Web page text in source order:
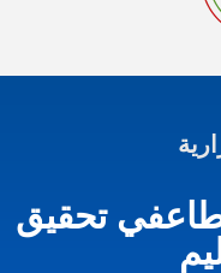
تحقيق